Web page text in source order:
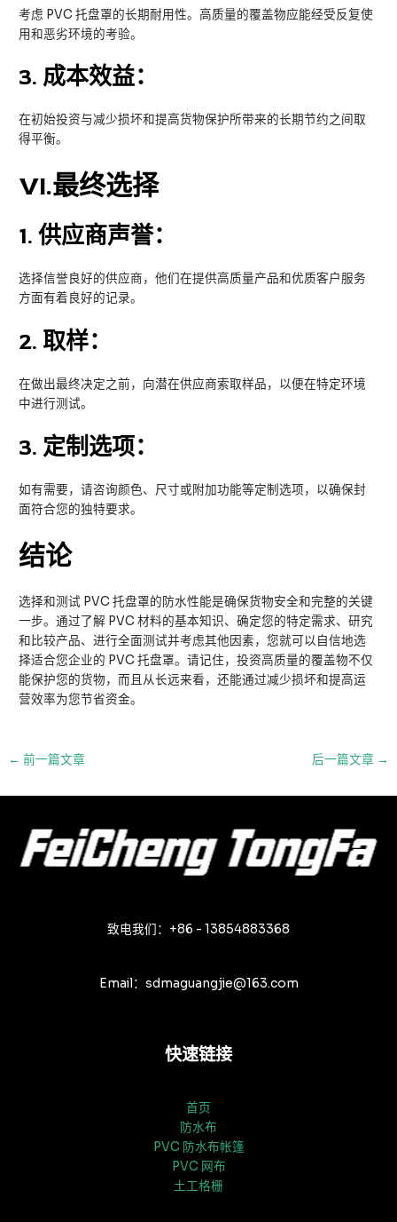
考虑 PVC 托盘罩的长期耐用性。高质量的覆盖物应能经受反复使
用和恶劣环境的考验。
3.成本效益：
在初始投资与减少损坏和提高货物保护所带来的长期节约之间取
得平衡。
VI.最终选择
1.供应商声誉：
选择信誉良好的供应商，他们在提供高质量产品和优质客户服务
方面有着良好的记录。
2. 取样：
在做出最终决定之前，向潜在供应商索取样品，以便在特定环境
中进行测试。
3.定制选项：
如有需要，请咨询颜色、尺寸或附加功能等定制选项，以确保封
面符合您的独特要求。
结论
选择和测试 PVC 托盘罩的防水性能是确保货物安全和完整的关键
一步。通过了解 PVC 材料的基本知识、确定您的特定需求、研究
和比较产品、进行全面测试并考虑其他因素，您就可以自信地选
择适合您企业的 PVC 托盘罩。请记住，投资高质量的覆盖物不仅
能保护您的货物，而且从长远来看，还能通过减少损坏和提高运
营效率为您节省资金。
导
← 前一篇文章 后一篇文章 →
致电我们：+86 - 13854883368
Email：sdmaguangjie@163.com
快速链接
首页
防水布
PVC 防水布帐篷
PVC 网布
土工格栅